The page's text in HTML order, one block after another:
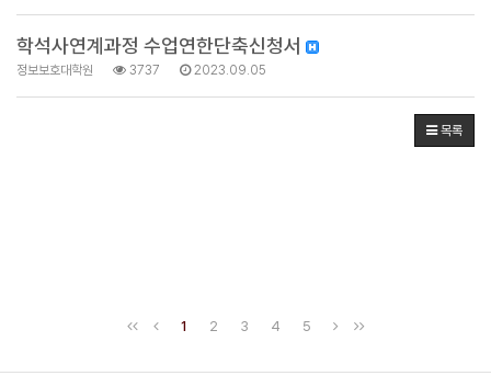
학석사연계과정 수업연한단축신청서
정보보호대학원 3737 2023.09.05
목록
1 2 3 4 5